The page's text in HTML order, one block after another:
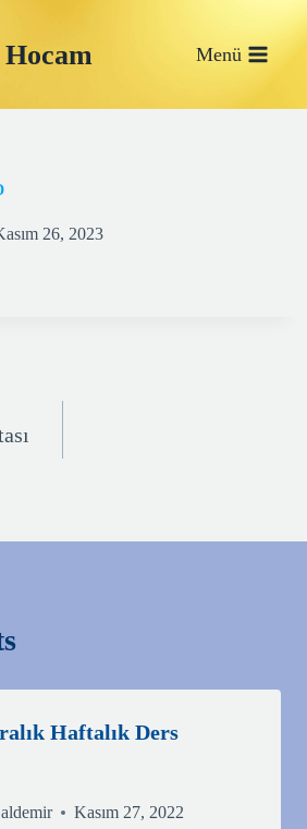
Hocam Menü
26, 2023
Haftalık Ders
Kasım 27, 2022